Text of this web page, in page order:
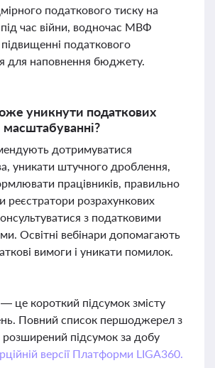
податкового тиску на
час війни, водночас МВФ
податкового
для наповнення бюджету.
уникнути податкових
масштабуванні?
дотримуватися
уникати штучного дроблення,
працівників, правильно
реєстратори розрахункових
з податковими
Освітні вебінари допомагають
вимоги і уникати помилок.
це короткий підсумок змісту
Повний список першоджерел з
підсумок за добу
версії Платформи LIGA360.